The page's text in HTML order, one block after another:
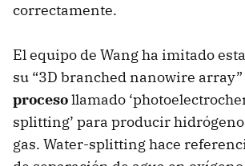
correctamente.
El equipo de Wang ha imitado
su “3D branched nanowire
procesollamado
splitting’ para producir
gas. Water-splitting hace